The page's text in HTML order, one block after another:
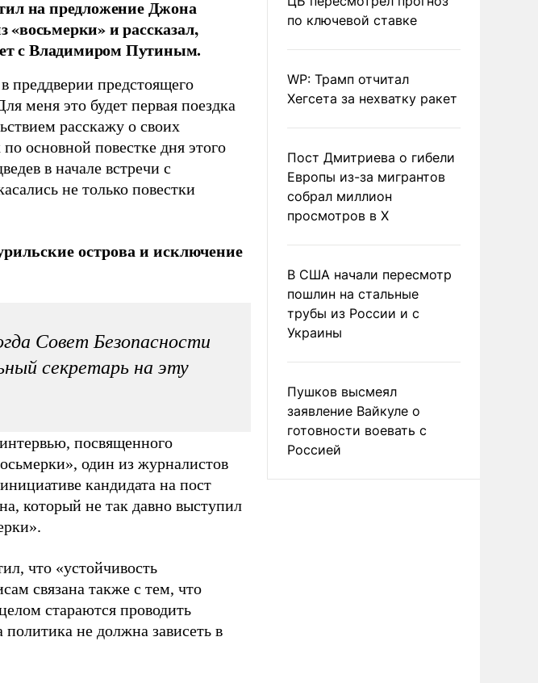
на предложение Джона
и рассказал,
с Владимиром Путиным.
преддверии предстоящего
меня это будет первая поездка
расскажу о своих
основной повестке дня этого
в начале встречи с
не только повестки
острова и исключение
Совет Безопасности
секретарь на эту
посвященного
один из журналистов
кандидата на пост
который не так давно выступил
что «устойчивость
связана также с тем, что
стараются проводить
не должна зависеть в
по ключевой ставке
WP: Трамп отчитал
Хегсета за нехватку ракет
Пост Дмитриева о гибели
Европы из-за мигрантов
собрал миллион
просмотров в X
В США начали пересмотр
пошлин на стальные
трубы из России и с
Украины
Пушков высмеял
заявление Вайкуле о
готовности воевать с
Россией